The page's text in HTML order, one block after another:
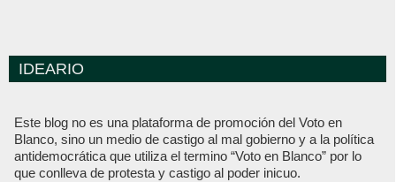
IDEARIO
Este blog no es una plataforma de promoción del Voto en
Blanco, sino un medio de castigo al mal gobierno y a la política
antidemocrática que utiliza el termino “Voto en Blanco” por lo
que conlleva de protesta y castigo al poder inicuo.